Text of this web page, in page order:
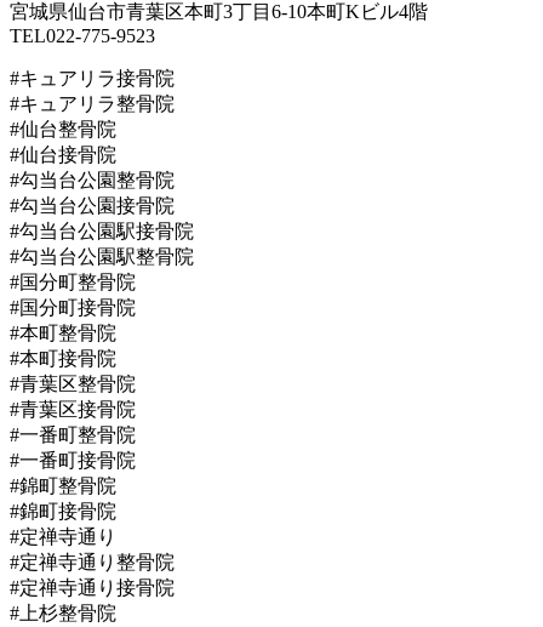
宮城県仙台市青葉区本町3丁目6-10本町Kビル4階
TEL022-775-9523
#キュアリラ接骨院
#キュアリラ整骨院
#仙台整骨院
#仙台接骨院
#勾当台公園整骨院
#勾当台公園接骨院
#勾当台公園駅接骨院
#勾当台公園駅整骨院
#国分町整骨院
#国分町接骨院
#本町整骨院
#本町接骨院
#青葉区整骨院
#青葉区接骨院
#一番町整骨院
#一番町接骨院
#錦町整骨院
#錦町接骨院
#定禅寺通り
#定禅寺通り整骨院
#定禅寺通り接骨院
#上杉整骨院